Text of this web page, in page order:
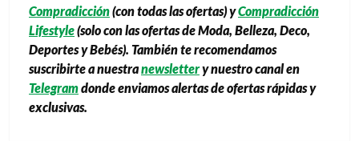
Compradicción(con todas las ofertas) yCompradicción
Lifestyle(solo con las ofertas de Moda, Belleza, Deco,
Deportes y Bebés). También te recomendamos
suscribirte a nuestranewslettery nuestro canal en
Telegramdonde enviamos alertas de ofertas rápidas y
exclusivas.